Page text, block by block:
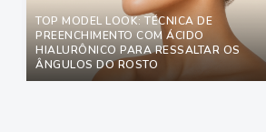
TOP MODEL LOOK: TÉCNICA DE
PREENCHIMENTO COM ÁCIDO
HIALURÔNICO PARA RESSALTAR OS
ÂNGULOS DO ROSTO